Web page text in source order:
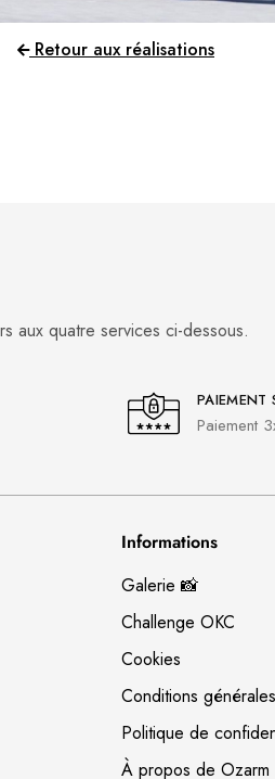
Retour aux réalisations
aux quatre services ci-dessous.
PAIEMENT
Paiement
Informations
Galerie 📸
Challenge OKC
Cookies
Conditions générales
Politique de
À propos de Ozarm